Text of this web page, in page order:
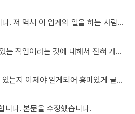
좋은 글과 댓글 잘 보았습니다. 저 역시 이 업계의 일을 하는 사람으로써 '웹퍼블리셔' 라는 단어를 만드신 분을 이제 알았네요. 해당 용어를 만들어주셔서 감사합니다. 그 덕에 제 업무에 대한 명확한 기준을 세울 수 있었습니다. 전 이제껏 '웹퍼블리셔' 라는 직무에 부끄러운 적 없었습니다. '웹 퍼블리셔' 라는 직무를 부끄러워 하는 건, 본인이 해당 업무를 제대로 이해하지 못하고 잘 수행하지 못하기 때문이라고 생각해요. 해외와 국내의 개발업무 포지션에 대한 단어가 다를 뿐인데, 유독 국내 개발자들 중에는 굳이 급을 나누는 분들이 많더라구요. 근데 그렇게 급을 나누는 만큼 기본이 되어있는지 의심스러울 때도 많았습니다. 퍼블리셔와 상의없이 css framework 로 화면 대충 만들다가... 디자이너 요청 대로 화면 수정 못하고 대뜸 찾아와서는 수정해달라고 하는 적도 많았고... 만들어 준 화면도 자기 맘대로 이것저것 손대다가 오히려 화면 다 틀어지는 경우도 많이 봤습니다. 이런 걸 보면 오히려 '프론트엔드 개발자' 라고 본인을 지칭하는 분들이 해외와 전혀 다른 개념으로 이해하고 있는 게 아닌가 라는 생각도 들었습니다. 이제는 면역이 되서... 그런 분들 만나면 '그러려니...' 하고 말지만요. ㅎㅎ 각자가 맡은 업무가 있는 거고, 각자의 업무를 서로 존중하는 환경이 필요하다고 생각합니다. 그리고 각자의 자리에서 본인 업무를 충실하면 되지 않을까 싶습니다.
할말이 많지만... 한국에만 있는 직업이라는 것에 대해서 전혀 개의치도 않고 부끄러워할 이유도 없다고 봅니다. 이 직업군에 대해서 이해라며녀 00년대에 무슨일이 일어났었는지.. 알필요가 있고 국내만의 특수한 환경때문에 만들어진 직업군이고... 근래에 들어 국제화가 되면서 문제시 몇몇분이 문제삼는것 같은데... 본인의 업무 바운더리는 본인이 만드는거지.. 그 단어안에 갇혀서 본인의 수준이나 인식을 만든다고 보지 않습니다. 코더니 UI개발자니, 퍼블리셔니, FE니.. 웹마스터니 풀스택이니 ㅎㅎ 많은 직업군으로 불리우고 있지만 솔직히 본인의 역량에 따라 불리운다고 생각합니다. 당시에 신현석님이 던진 하나의 단어에 여전히 밥먹고 살고 있고, 때때론 자부심도 느낍니다.
안녕하세요. 이런 글타래가 있는지 이제야 알게되어 흥미있게 글타래를 읽어보았네요. 제가 방금 글타래라고 쓴것처럼, 댓글이라는 단어에도 여러 다른 이름이 존재한다는 것을 우리는 암묵적으로 알고 있을 거라 생각하는데요 EX 1.) 글타래(민 우리말. 인터넷 게시판에서 어떤 게시글과 그에 대한 답신으로 쓰여진 게시글들의 모임. [NAVER 국어사전 글 인용]) = 댓글(게시물 밑에 남길 수 있는 글을 표현한 단어) = 코멘트(영어 코멘트를 한국어로 표현한 단어) = 리플(영어 reple을 한국어로 표현한 단어) = 스레드(thread) EX 2.) Height(사물의 높이, 사람의 키&신장, 키가 높음, 지상으로부터의 고도) 해당 단어는 발음에서 논란이 된적이 있습니다. (설마.. 고인물만 아는 거일지도...T^T..) 미국, 영국 등 주요국가에서는 해당 단어의 발음을 한국어 발음 표현으로 '하이트' or '하잍' 라고 읽으나, 스페인어로 해당 단어는 '헤이트' or '헤잍' 라고 읽습니다. 전 세계적으로 스페인어를 쓰는 인구는 2019년 3월 기준으로 4억 6천만명이며, 영어를 사용하는 인구는 3억 7천만명이라고 구글검색에 나옵니다. EX 3.) 2023년 현재 우리나라에서는 각 세대 별로 쓰는 한 가지 표현에 대한 단어들도 다릅니다. 50대 이상이신 분들은 한자어를 주로 사용하신 세대들이고, 10대 ~ 20대분들은 줄임말 또는 은어를 만들어 주로 사용하고 있습니다. 위의 예시와 같이 한 가지를 가리키는 명사에 여러가지 표현이 존재하고, 모든 사람들이 표준어 하나만 사용하고 있지 않으며, 전라도, 충정도, 경상도 방언이 존재한다는 사실도 암묵적으로 우리는 알고 있다 생각합니다 물론, 표준어처럼 한 가지 표현만 존재하면 다시 한번 확인하는 절차없이 의사소통이 원활할테지만, 우리는 일상속에서도 방언이나 댓글, 줄임말 등의 다른 표현들을 받아들이고 있는 존재들입니다. 만드신 분의 말씀대로 그저 지나온 과거에서는 그 표현이 필요하여 쓰여졌었다고 이해하고 넘어가시면 어떨까하여 주절대며 나불거려보았네요.. PS. 쓰잘데기 없는 제 생각을 읽어주셔서 고맙습니다.. AI도 발전해나가고 있는 마당에 같은 인종끼리 싸우지 맙시다~~~ㅋㅋㅋ
니다. 본문을 수정했습니다.